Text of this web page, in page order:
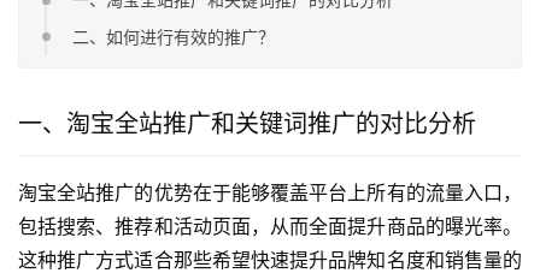
二、如何进行有效的推广？
一、淘宝全站推广和关键词推广的对比分析
淘宝全站推广的优势在于能够覆盖平台上所有的流量入口，
包括搜索、推荐和活动页面，从而全面提升商品的曝光率。
这种推广方式适合那些希望快速提升品牌知名度和销售量的